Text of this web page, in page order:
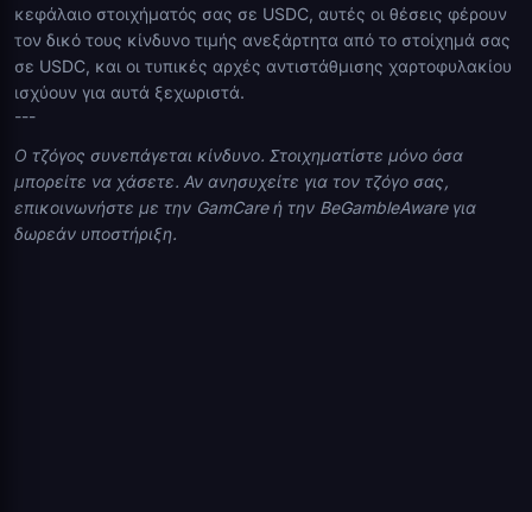
κεφάλαιο στοιχήματός σας σε USDC, αυτές οι θέσεις φέρουν
τον δικό τους κίνδυνο τιμής ανεξάρτητα από το στοίχημά σας
σε USDC, και οι τυπικές αρχές αντιστάθμισης χαρτοφυλακίου
ισχύουν για αυτά ξεχωριστά.
---
Ο τζόγος συνεπάγεται κίνδυνο. Στοιχηματίστε μόνο όσα
μπορείτε να χάσετε. Αν ανησυχείτε για τον τζόγο σας,
επικοινωνήστε με την GamCare ή την BeGambleAware για
δωρεάν υποστήριξη.